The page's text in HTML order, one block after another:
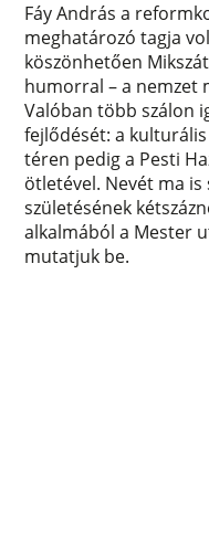
Fáy András a
meghatározó tagja
köszönhetően
humorral – a nemzet
Valóban több szálon
fejlődését: a
téren pedig a Pesti
ötletével. Nevét ma
születésének
alkalmából a Mester
mutatjuk be.